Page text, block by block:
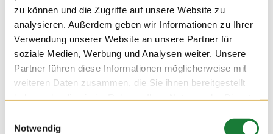
zu können und die Zugriffe auf unsere Website zu
analysieren. Außerdem geben wir Informationen zu Ihrer
Verwendung unserer Website an unsere Partner für
soziale Medien, Werbung und Analysen weiter. Unsere
Partner führen diese Informationen möglicherweise mit
weiteren Daten zusammen, die Sie ihnen bereitgestellt
Notwendig